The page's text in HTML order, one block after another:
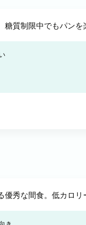
糖質制限中でもパンを
優秀な間食。低カロリ